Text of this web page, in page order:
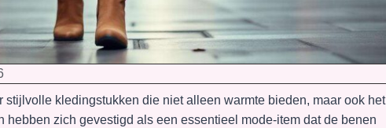
kledingstukken die niet alleen warmte bieden, maar ook het
zich gevestigd als een essentieel mode-item dat de benen